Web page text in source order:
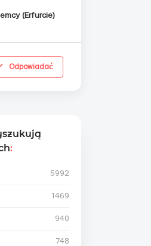
(Erfurcie)
Odpowiadać
:
5992
1469
940
748